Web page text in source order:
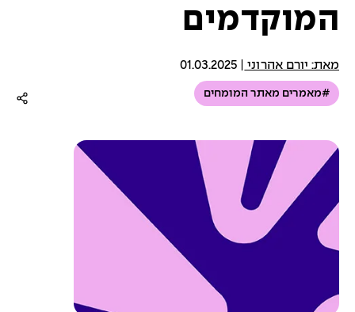
המוקדמים
מאת: יורם אהרוני 01.03.2025
#מאמרים מאתר המומחים